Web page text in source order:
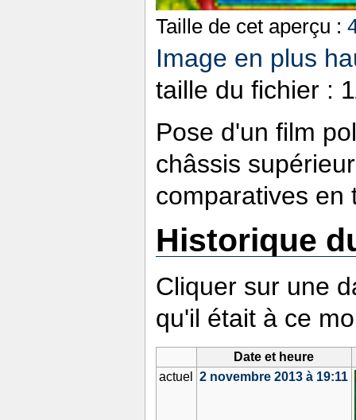
Taille de cet aperçu :
Image en plus
taille du fichier :
Pose d'un film
châssis
comparatives en
Historique
Cliquer sur une
qu'il était à ce
Date et heure
actuel
2 novembre 2013 à 19:11